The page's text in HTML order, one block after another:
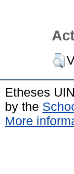
Etheses
by the
More